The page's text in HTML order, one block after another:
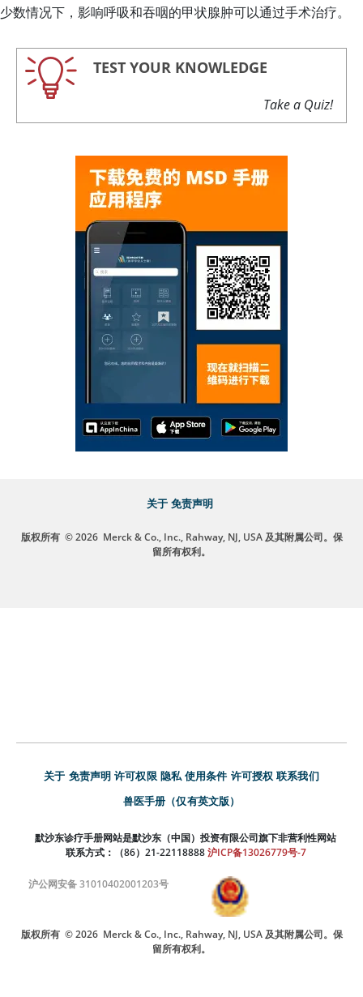
少数情况下，影响呼吸和吞咽的甲状腺肿可以通过手术治疗。
TEST YOUR KNOWLEDGE
Take a Quiz!
关于 免责声明
版权所有 © 2026 Merck & Co., Inc., Rahway, NJ, USA 及其附属公司。保
留所有权利。
关于 免责声明 许可权限 隐私 使用条件 许可授权 联系我们
兽医手册（仅有英文版）
默沙东诊疗手册网站是默沙东（中国）投资有限公司旗下非营利性网站
联系方式：（86）21-22118888 沪ICP备13026779号-7
沪公网安备 31010402001203号
版权所有 © 2026 Merck & Co., Inc., Rahway, NJ, USA 及其附属公司。保
留所有权利。